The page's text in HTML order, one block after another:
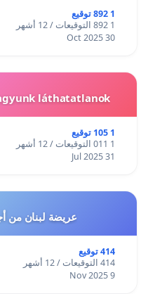
1 892 توقيع
1 892 التوقيعات / 12 أشهر
30 Oct 2025
láthatatlanok!
1 105 توقيع
1 011 التوقيعات / 12 أشهر
31 Jul 2025
عريضة لبنان من
414 توقيع
414 التوقيعات / 12 أشهر
9 Nov 2025